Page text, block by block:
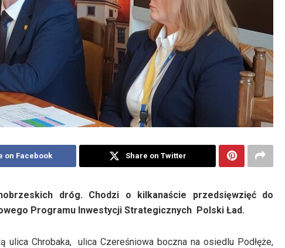
on Facebook Share on Twitter
dróg. Chodzi o kilkanaście przedsięwzięć do
Programu Inwestycji Strategicznych Polski Ład.
ulica Chrobaka, ulica Czereśniowa boczna na osiedlu Podłęże,